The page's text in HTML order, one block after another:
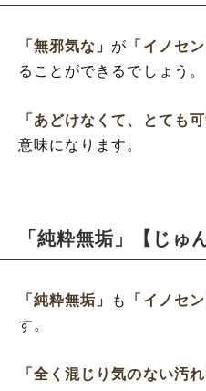
「無邪気な」 が 「イノセン
ることができるでしょう。
「あどけなくて、とても
意味になります。
「純粋無垢」【じゅ
「純粋無垢」 も 「イノセン
す。
「全く混じり気のない汚